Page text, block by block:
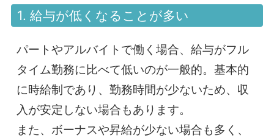
1. 給与が低くなることが多い
パートやアルバイトで働く場合、給与がフル
タイム勤務に比べて低いのが一般的。基本的
に時給制であり、勤務時間が少ないため、収
入が安定しない場合もあります。
また、ボーナスや昇給が少ない場合も多く、